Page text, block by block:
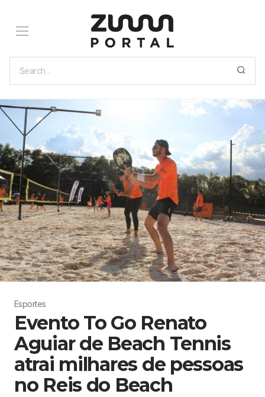
Esportes
Evento To Go Renato
Aguiar de Beach Tennis
atrai milhares de pessoas
no Reis do Beach